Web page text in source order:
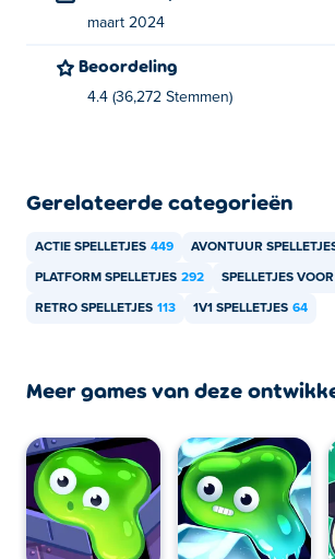
Snow TaleEnDouble Panda
Hoe kan ik Shovel Pirate gratis
Je kunt Shovel Pirate gratis spelen op
worden gespeeld
Kan ik Shovel Pirate met mijn
maart 2024
Beoordeling
4.4 (36,272 Stemmen)
Gerelateerde categorieën
ACTIE SPELLETJES 449 AVONTUUR
PLATFORM SPELLETJES 292 SPELLETJES
RETRO SPELLETJES 113 1V1 SPELLETJES 64
Meer games van deze